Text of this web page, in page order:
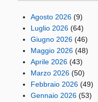
Agosto 2026 (9)
Luglio 2026 (64)
Giugno 2026 (46)
Maggio 2026 (48)
Aprile 2026 (43)
Marzo 2026 (50)
Febbraio 2026 (49)
Gennaio 2026 (53)